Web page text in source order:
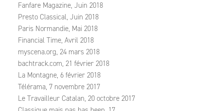
Fanfare Magazine, Juin 2018
Presto Classical, Juin 2018
Paris Normandie, Mai 2018
Financial Time, Avril 2018
myscena.org, 24 mars 2018
bachtrack.com, 21 février 2018
La Montagne, 6 février 2018
Télérama, 7 novembre 2017
Le Travailleur Catalan, 20 octobre 2017